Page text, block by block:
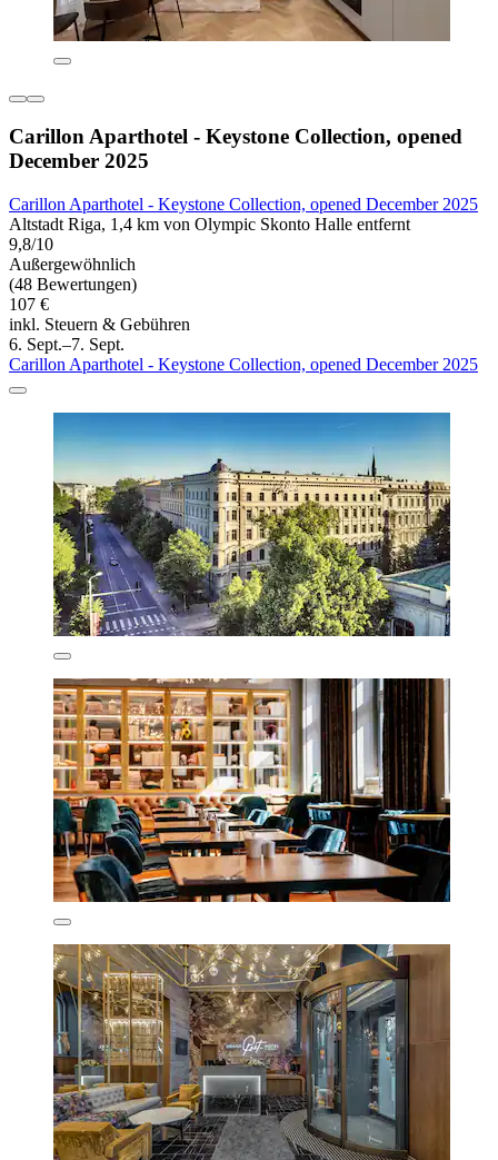
Carillon Aparthotel - Keystone Collection, opened
December 2025
Carillon Aparthotel - Keystone Collection, opened December 2025
Altstadt Riga, 1,4 km von Olympic Skonto Halle entfernt
9,8/10
Außergewöhnlich
(48 Bewertungen)
107 €
inkl. Steuern & Gebühren
6. Sept.–7. Sept.
Carillon Aparthotel - Keystone Collection, opened December 2025